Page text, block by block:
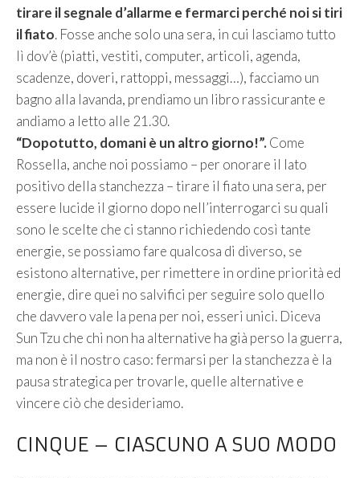
tirare il segnale d’allarme e fermarci perché noi si tiri
il fiato. Fosse anche solo una sera, in cui lasciamo tutto
lì dov’è (piatti, vestiti, computer, articoli, agenda,
scadenze, doveri, rattoppi, messaggi…), facciamo un
bagno alla lavanda, prendiamo un libro rassicurante e
andiamo a letto alle 21.30.
“Dopotutto, domani è un altro giorno!”.Come
Rossella, anche noi possiamo – per onorare il lato
positivo della stanchezza – tirare il fiato una sera, per
essere lucide il giorno dopo nell’interrogarci su quali
sono le scelte che ci stanno richiedendo così tante
energie, se possiamo fare qualcosa di diverso, se
esistono alternative, per rimettere in ordine priorità ed
energie, dire quei no salvifici per seguire solo quello
che davvero vale la pena per noi, esseri unici. Diceva
Sun Tzu che chi non ha alternative ha già perso la guerra,
ma non è il nostro caso: fermarsi per la stanchezza è la
pausa strategica per trovarle, quelle alternative e
vincere ciò che desideriamo.
CINQUE – CIASCUNO A SUO MODO